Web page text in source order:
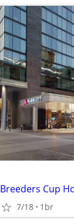
Breeders Cup
7/18 1br